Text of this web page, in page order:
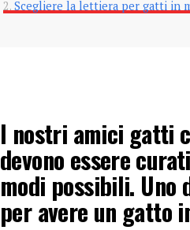
Scegliere la lettiera per gatti in
I nostri amici gatti
devono essere
modi possibili.
per avere un gatto